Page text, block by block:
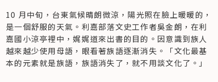
10 月中旬，台東氣候晴朗微涼，陽光照在臉上暖暖的，
是一個舒服的天氣。利嘉部落文史工作者吳金朗，在利
嘉國小涼亭裡中，娓娓道來出書的目的。因意識到族人
越來越少使用母語，眼看著族語逐漸消失。「文化最基
本的元素就是族語，族語消失了，就不用談文化了。」